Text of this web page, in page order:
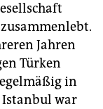
Jahren
Türken
in
Istanbul war